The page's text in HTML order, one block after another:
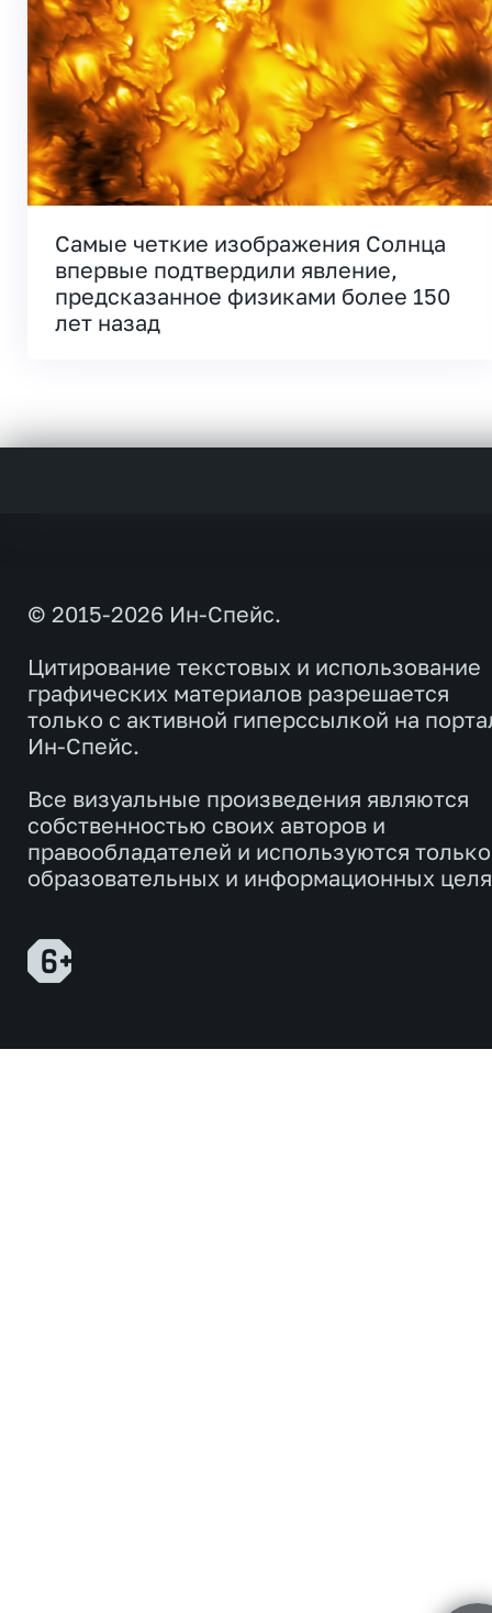
Самые четкие изображения Солнца
впервые подтвердили явление,
предсказанное физиками более 150
лет назад
© 2015-2026 Ин-Спейс.
Цитирование текстовых и использование
графических материалов разрешается
только с активной гиперссылкой на
Ин-Спейс.
Все визуальные произведения являются
собственностью своих авторов и
правообладателей и используются
образовательных и информационных